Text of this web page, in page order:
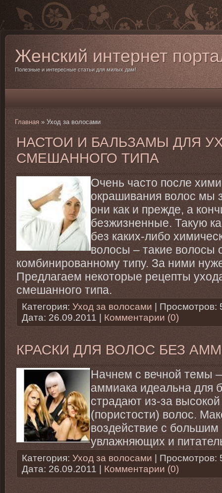
Женский интернет
Полезные и интересные статьи для милых дам!
Главная » Уход за волосами
НАСТОИ И БАЛЬЗАМЫ ДЛЯ
СМЕШАННОГО ТИПА
Очень часто после
окрашивания волос мы
они как и прежде, а
безжизненные. Такую
без каких-либо
волосы – такие волосы
комбинированному типу. За ними
Предлагаем некоторые рецепты
смешанного типа.
Категория: Уход за волосами |
Дата: 26.09.2011 Комментарии (0)
КРАСКИ ДЛЯ ВОЛОС БЕЗ
Начнем с вечной темы
аммиака идеальна для
страдают из-за
(пористости) волос.
воздействие с большим
увлажняющих и
Категория: Уход за волосами |
Дата: 26.09.2011 Комментарии (0)